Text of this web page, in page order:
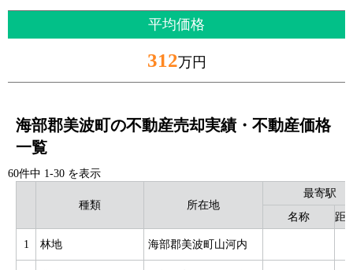
平均価格
312万円
海部郡美波町の不動産売却実績・不動産価格
一覧
60件中 1-30 を表示
種類 所在地
最寄駅
名称
距
1 林地 海部郡美波町山河内